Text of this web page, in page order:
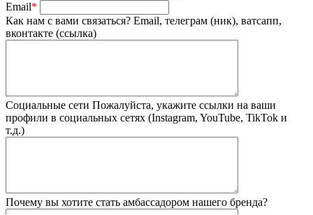
Email*
Как нам с вами связаться? Email, телеграм (ник), ватсапп,
вконтакте (ссылка)
Социальные сети Пожалуйста, укажите ссылки на ваши
профили в социальных сетях (Instagram, YouTube, TikTok и
т.д.)
Почему вы хотите стать амбассадором нашего бренда?